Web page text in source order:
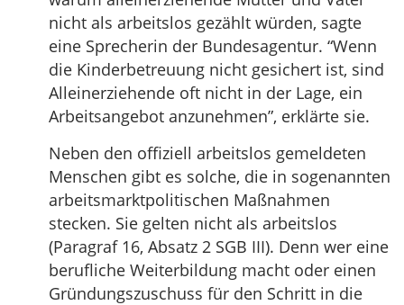
nicht als arbeitslos gezählt würden, sagte
eine Sprecherin der Bundesagentur. “Wenn
die Kinderbetreuung nicht gesichert ist, sind
Alleinerziehende oft nicht in der Lage, ein
Arbeitsangebot anzunehmen”, erklärte sie.
Neben den offiziell arbeitslos gemeldeten
Menschen gibt es solche, die in sogenannten
arbeitsmarktpolitischen Maßnahmen
stecken. Sie gelten nicht als arbeitslos
(Paragraf 16, Absatz 2 SGB III). Denn wer eine
berufliche Weiterbildung macht oder einen
Gründungszuschuss für den Schritt in die